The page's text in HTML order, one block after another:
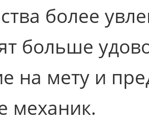
более
больше
на мету и
механик.